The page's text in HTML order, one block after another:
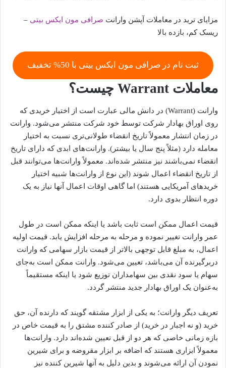
مزایای ترید در معاملات آپشن وارانت صرافی مون ایکس بیتی –
ریسک کم، بازده بالا
ثبت نام در صرافی مون ایکس بیتی با 50% تخفیف
معاملات Warrant چیست؟
وارانت (Warrant) در دانش مالی عبارت است از اختیار خریدی که
روی اوراق بهادار شرکت توسط خود شرکت منتشر می‌شود. وارانت
در زمان انتشار معمولاً تاریخ انقضاء طولانی‌تری نسبت به اختیار
معامله دارد (مثلاً پنج سال یا بیشتر). وارانت‌های ابدی که دارای تاریخ
انقضاء نمی‌باشند نیز منتشر شده‌اند. معمولاً وارانت‌ها می‌توانند قبل
از تاریخ انقضاء اعمال شوند (این نوع از وارانت‌ها شبیه اختیار
خریدهای آمریکایی هستند) اما گاهی اوقات اعمال آنها نیاز به یک
دوره انتظار بدوی دارد.
قیمت اعمال ممکن است ثابت باشد یا اینکه ممکن است در طول
عمر وارانت تغییر نموده و مرحله به مرحله افزایش یابد. قیمت اولیه
اعمال، به مبلغ قابل توجهی بالاتر از قیمت بازار سهامی که وارانت
دربرگیرنده آن می‌باشد، تعیین می‌شود. وارانت ممکن است به‌جای
سهام یا سود نقدی بین سهامداران توزیع شود یا اینکه مستقیماً
به‌عنوان یک اوراق بهادار جدید منتشر گردد.
تعریف دیگر وارانت؛ به یکی از ابزار مشتقه گویند که دارنده آن، حق
خرید (و نه اجبار در خرید) از صادر کننده مشتق را به قیمت خاص در
بازه زمانی خاصی که هر دو از قبل تعیین شده‌اند دارد. وارانت‌ها
معمولاً ابزاری هستند که اضافه بر ابزار مقروضه و برای شیرین
نمودن آن ارائه می‌شوند و بدین دلیل به آنها شیرین کننده نیز